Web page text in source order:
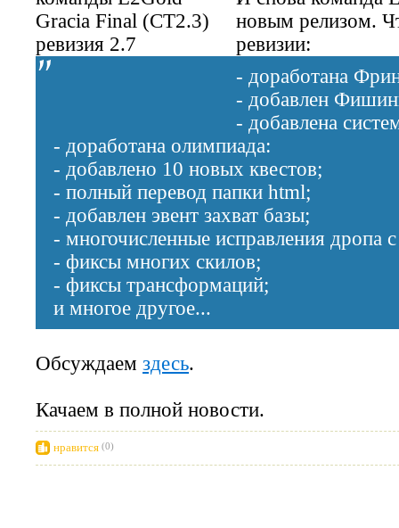
новым релизом.
ревизии:
- доработана
- добавлен
- добавлена
- доработана олимпиада:
- добавлено 10 новых квестов;
- полный перевод папки html;
- добавлен эвент захват базы;
- многочисленные исправления дропа
- фиксы многих скилов;
- фиксы трансформаций;
и многое другое...
Обсуждаем здесь.
Качаем в полной новости.
нравится (0)